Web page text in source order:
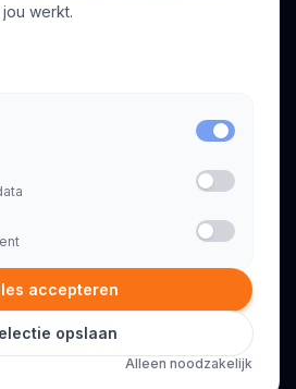
Alle rechten voorbehouden.
werkt.
accepteren
opslaan
Alleen noodzakelijk